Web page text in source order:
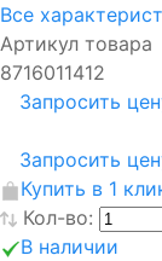
Все
Артикул товара
8716011412
Запросить
Запросить
Купить в 1
Кол-во:
В наличии